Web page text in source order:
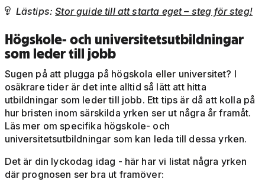
 Lästips:Stor guide till att starta eget – steg för steg!
Högskole- och universitetsutbildningar
som leder till jobb
Sugen på att plugga på högskola eller universitet? I
osäkrare tider är det inte alltid så lätt att hitta
utbildningar som leder till jobb. Ett tips är då att kolla på
hur bristen inom särskilda yrken ser ut några år framåt.
Läs mer om specifika högskole- och
universitetsutbildningar som kan leda till dessa yrken.
Det är din lyckodag idag - här har vi listat några yrken
där prognosen ser bra ut framöver: